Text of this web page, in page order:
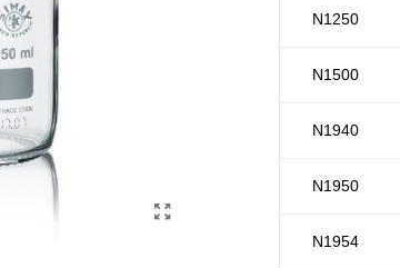
N1250
N1500
N1940
N1950
N1954